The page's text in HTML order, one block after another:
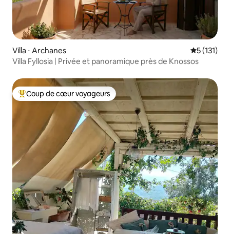
Villa ⋅ Archanes Évaluation
5 (131)
Villa Fyllosia | Privée et panoramique près de Knossos
Coups de cœur voyageurs les plus appréciés
Coup de cœur voyageurs